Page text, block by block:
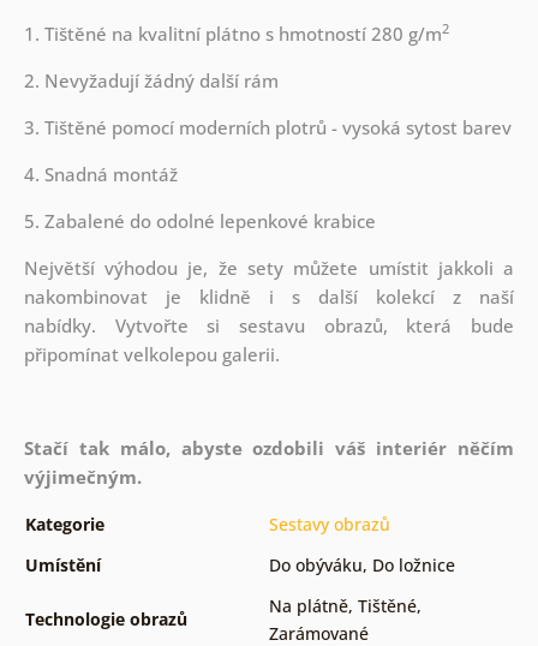
1. Tištěné na kvalitní plátno s hmotností 280 g/m2
2. Nevyžadují žádný další rám
3. Tištěné pomocí moderních plotrů - vysoká sytost barev
4. Snadná montáž
5. Zabalené do odolné lepenkové krabice
Největší výhodou je, že sety můžete umístit jakkoli a
nakombinovat je klidně i s další kolekcí z naší
nabídky. Vytvořte si sestavu obrazů, která bude
připomínat velkolepou galerii.
Stačí tak málo, abyste ozdobili váš interiér něčím
výjimečným.
Kategorie
Sestavy obrazů
Umístění
Do obýváku, Do ložnice
Technologie obrazů
Na plátně, Tištěné,
Zarámované